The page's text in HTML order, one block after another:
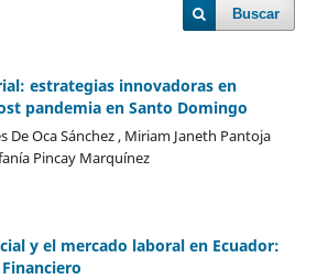
Buscar
estrategias innovadoras en
pandemia en Santo Domingo
De Oca Sánchez , Miriam Janeth Pantoja
Pincay Marquínez
y el mercado laboral en Ecuador: